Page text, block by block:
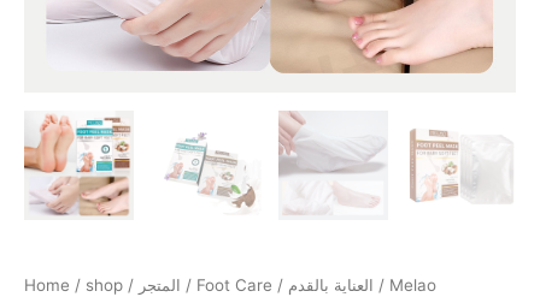
Home / shop / المتجر / Foot Care / العناية بالقدم / Melao